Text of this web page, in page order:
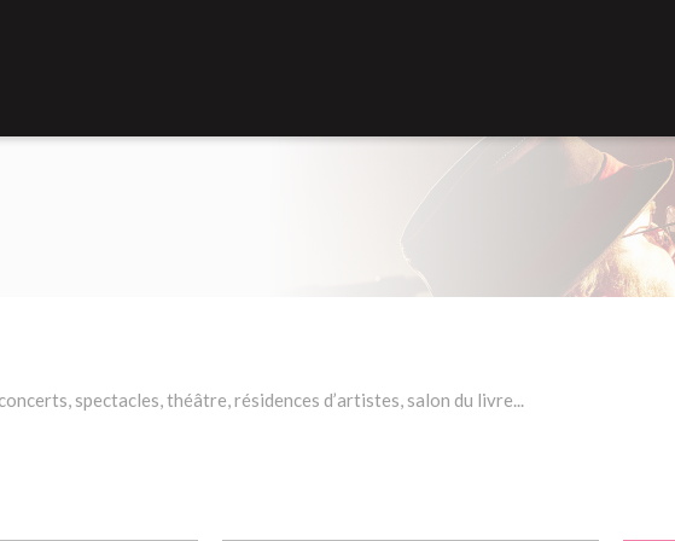
spectacles, théâtre, résidences d’artistes, salon du livre...